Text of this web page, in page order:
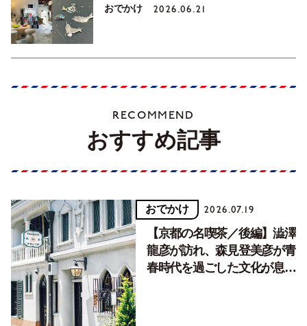
おでかけ 2026.06.21
RECOMMEND
おすすめ記事
おでかけ 2026.07.19
【京都の名喫茶／後編】澁澤
龍彦が訪れ、森見登美彦が青
春時代を過ごした文化が息づ